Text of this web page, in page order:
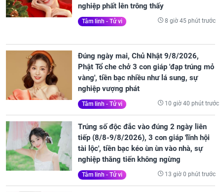
nghiệp phất lên trông thấy
Tâm linh - Tử vi 8 giờ 45 phút trước
Đúng ngày mai, Chủ Nhật 9/8/2026,
Phật Tổ che chở 3 con giáp 'đạp trúng mỏ
vàng', tiền bạc nhiều như lá sung, sự
nghiệp vượng phát
Tâm linh - Tử vi 10 giờ 40 phút trước
Trúng số độc đắc vào đúng 2 ngày liên
tiếp (8/8-9/8/2026), 3 con giáp 'lĩnh hội
tài lộc', tiền bạc kéo ùn ùn vào nhà, sự
nghiệp thăng tiến không ngừng
Tâm linh - Tử vi 13 giờ 0 phút trước